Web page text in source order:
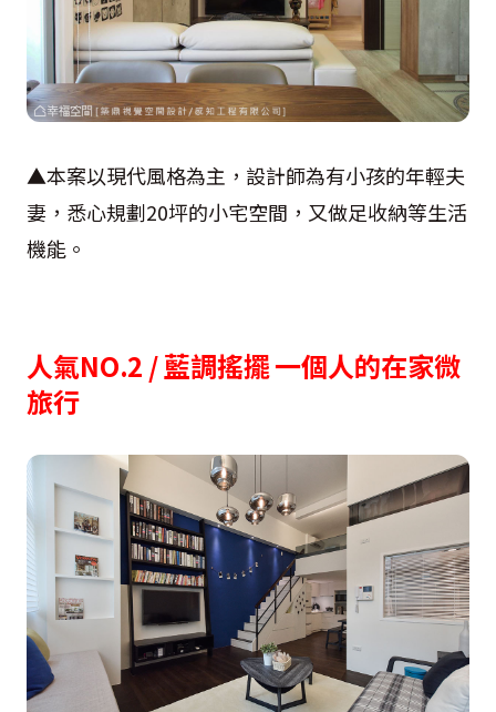
▲本案以現代風格為主，設計師為有小孩的年輕夫
妻，悉心規劃20坪的小宅空間，又做足收納等生活
機能。
人氣NO.2 / 藍調搖擺 一個人的在家微
旅行